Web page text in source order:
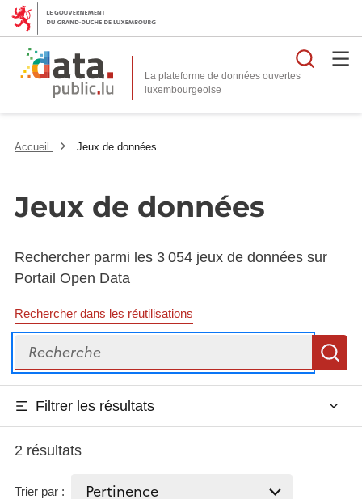
La plateforme de données ouvertes
Accueil Jeux de données
Jeux de données
Rechercher parmi les 3 054 jeux de données sur
Portail Open Data
Rechercher dans les réutilisations
Recherche
Filtrer les résultats
2 résultats
Trier par :